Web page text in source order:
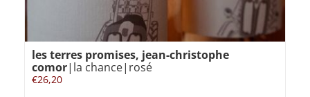
les terres promises, jean-christophe
comor|la chance|rosé
€26,20